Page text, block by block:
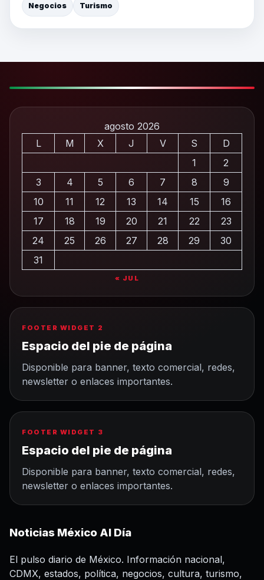
Negocios Turismo
agosto 2026
L
M X J V S
D
1
2
3
4 5 6 7 8
9
10
11 12 13 14 15
16
17
18 19 20 21 22
23
24
25 26 27 28 29
30
31
« JUL
FOOTER WIDGET 2
Espacio del pie de página
Disponible para banner, texto comercial, redes,
newsletter o enlaces importantes.
FOOTER WIDGET 3
Espacio del pie de página
Disponible para banner, texto comercial, redes,
newsletter o enlaces importantes.
Noticias México Al Día
El pulso diario de México. Información nacional,
CDMX, estados, política, negocios, cultura, turismo,